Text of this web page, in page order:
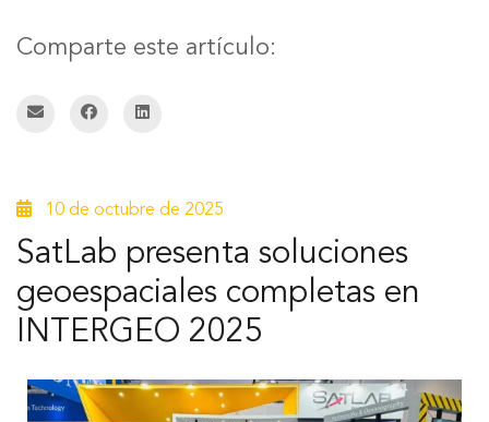
Comparte este artículo:
10 de octubre de 2025
SatLab presenta soluciones
geoespaciales completas en
INTERGEO 2025